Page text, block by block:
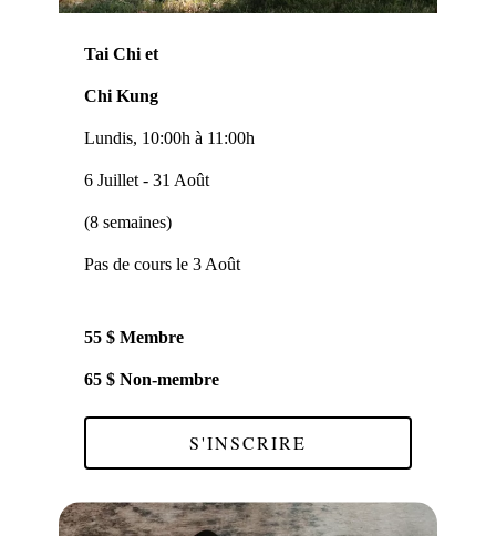
Tai Chi et
Chi Kung
Lundis, 10:00h à 11:00h
6 Juillet - 31 Août
(8 semaines)
Pas de cours le 3 Août
55 $ Membre
65 $ Non-membre
S'INSCRIRE